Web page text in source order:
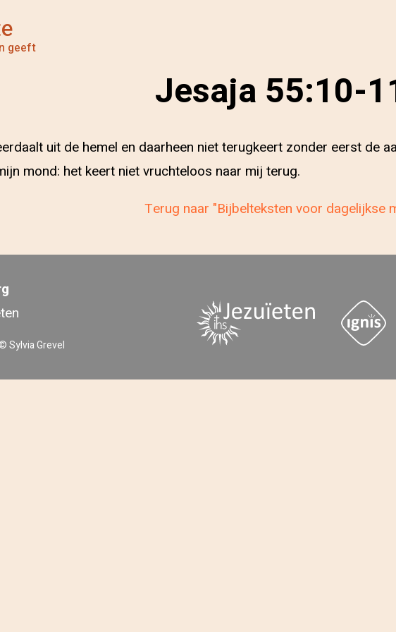
geeft
Jesaja 55:10-
uit de hemel en daarheen niet terugkeert zonder eerst de
mond: het keert niet vruchteloos naar mij terug.
Terug naar "Bijbelteksten voor dagelijkse
Sylvia Grevel